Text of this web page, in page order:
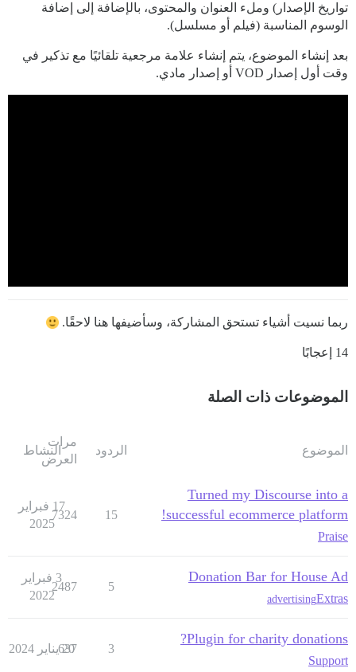
تواريخ الإصدار) وملء العنوان والمحتوى، بالإضافة إلى إضافة
الوسوم المناسبة (فيلم أو مسلسل).
بعد إنشاء الموضوع، يتم إنشاء علامة مرجعية تلقائيًا مع تذكير في
وقت أول إصدار VOD أو إصدار مادي.
ربما نسيت أشياء تستحق المشاركة، وسأضيفها هنا لاحقًا.
14 إعجابًا
الموضوعات ذات الصلة
الموضوع الردود
مرات
العرض
النشاط
Turned my Discourse into a
successful ecommerce platform!
Praise
15
7324
17 فبراير
2025
Donation Bar for House Ad
Extras
advertising
5
2487
3 فبراير
2022
Plugin for charity donations?
Support
3
637
20 يناير 2024